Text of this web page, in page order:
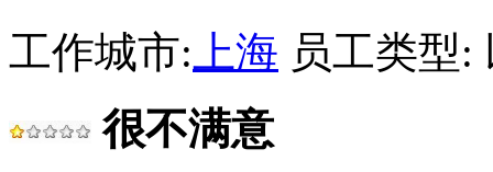
工作城市: 上海 员工类型:
很不满意